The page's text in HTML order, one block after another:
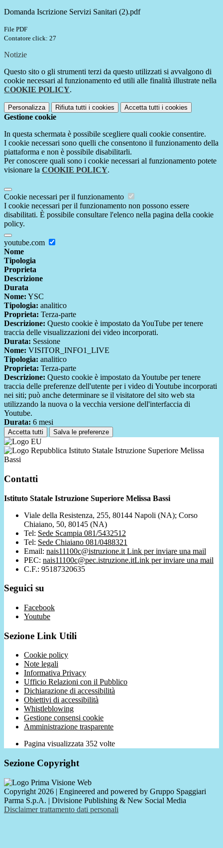
Domanda Iscrizione Servizi Sanitari (2).pdf
File PDF
Contatore click: 27
Notizie
Questo sito o gli strumenti terzi da questo utilizzati si avvalgono di
cookie necessari al funzionamento ed utili alle finalità illustrate nella
COOKIE POLICY.
Personalizza Rifiuta tutti i cookies Accetta tutti i cookies
Gestione cookie
In questa schermata è possibile scegliere quali cookie consentire.
I cookie necessari sono quelli che consentono il funzionamento della
piattaforma e non è possibile disabilitarli.
Per conoscere quali sono i cookie necessari al funzionamento potete
visionare la COOKIE POLICY.
Cookie necessari per il funzionamento
I cookie necessari per il funzionamento non possono essere
disabilitati. È possibile consultare l'elenco nella pagina della cookie
policy.
youtube.com
Nome
Tipologia
Proprieta
Descrizione
Durata
Nome: YSC
Tipologia: analitico
Proprieta: Terza-parte
Descrizione: Questo cookie è impostato da YouTube per tenere
traccia delle visualizzazioni dei video incorporati.
Durata: Sessione
Nome: VISITOR_INFO1_LIVE
Tipologia: analitico
Proprieta: Terza-parte
Descrizione: Questo cookie è impostato da Youtube per tenere
traccia delle preferenze dell'utente per i video di Youtube incorporati
nei siti; può anche determinare se il visitatore del sito web sta
utilizzando la nuova o la vecchia versione dell'interfaccia di
Youtube.
Durata: 6 mesi
Accetta tutti Salva le preferenze
Istituto Statale Istruzione Superiore Melissa
Bassi
Contatti
Istituto Statale Istruzione Superiore Melissa Bassi
Viale della Resistenza, 255, 80144 Napoli (NA); Corso
Chiaiano, 50, 80145 (NA)
Tel: Sede Scampia 081/5432512
Tel: Sede Chiaiano 081/0488321
Email: nais11100c@istruzione.it Link per inviare una mail
PEC: nais11100c@pec.istruzione.itLink per inviare una mail
C.F.: 95187320635
Seguici su
Facebook
Youtube
Sezione Link Utili
Cookie policy
Note legali
Informativa Privacy
Ufficio Relazioni con il Pubblico
Dichiarazione di accessibilità
Obiettivi di accessibilità
Whistleblowing
Gestione consensi cookie
Amministrazione trasparente
Pagina visualizzata 352 volte
Sezione Copyright
Copyright 2026 | Engineered and powered by Gruppo Spaggiari
Parma S.p.A. | Divisione Publishing & New Social Media
Disclaimer trattamento dati personali